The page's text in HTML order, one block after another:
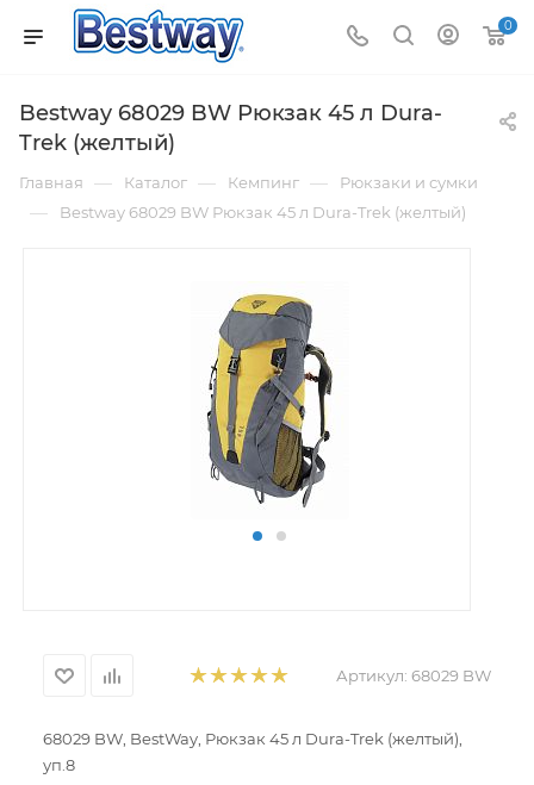
0
Bestway 68029 BW Рюкзак 45 л Dura-
Trek (желтый)
Главная — Каталог — Кемпинг — Рюкзаки и сумки
— Bestway 68029 BW Рюкзак 45 л Dura-Trek (желтый)
Артикул: 68029 BW
68029 BW, BestWay, Рюкзак 45 л Dura-Trek (желтый),
уп.8